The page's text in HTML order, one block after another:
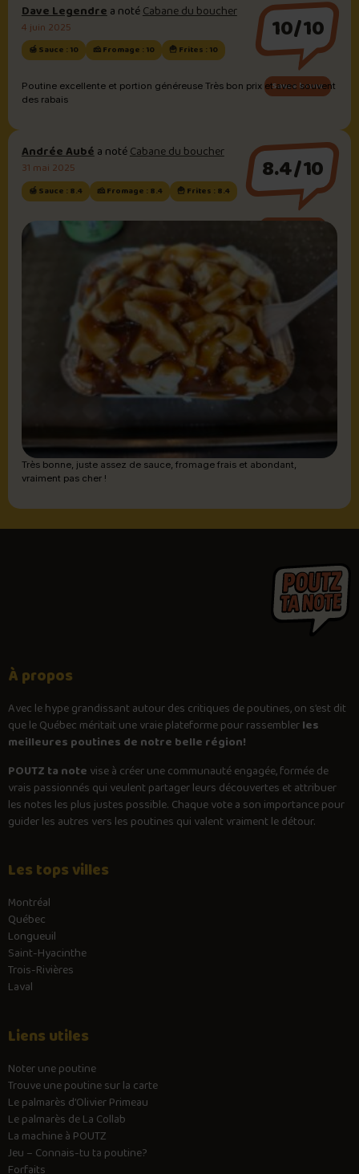
Dave Legendrea notéCabane du boucher
4 juin 2025
🍯 Sauce : 10 🧀 Fromage : 10 🍟 Frites : 10
10/10
Sauce brune
Poutine excellente et portion généreuse Très bon prix et avec souvent
des rabais
Andrée Aubéa notéCabane du boucher
31 mai 2025
🍯 Sauce : 8.4 🧀 Fromage : 8.4 🍟 Frites : 8.4
8.4/10
Très bonne, juste assez de sauce, fromage frais et abondant,
vraiment pas cher !
À propos
Avec lehypegrandissant autour des critiques de poutines, on s’est dit
que le Québec méritait une vraie plateforme pour rassemblerles
meilleures poutines de notre belle région!
POUTZ ta note vise à créer une communauté engagée, formée de
vrais passionnés qui veulent partager leurs découvertes et attribuer
les notes les plus justes possible. Chaque vote a son importance pour
guider les autres vers les poutines qui valent vraiment le détour.
Les tops villes
Montréal
Québec
Longueuil
Saint-Hyacinthe
Trois-Rivières
Laval
Liens utiles
Noter une poutine
Trouve une poutine sur la carte
Le palmarès d’Olivier Primeau
Le palmarès de La Collab
La machine à POUTZ
Jeu – Connais-tu ta poutine?
Forfaits